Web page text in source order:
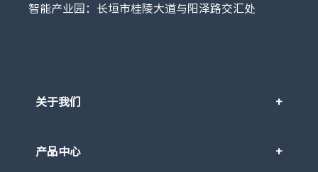
智能产业园：长垣市桂陵大道与阳泽路交汇处
关于我们
产品中心